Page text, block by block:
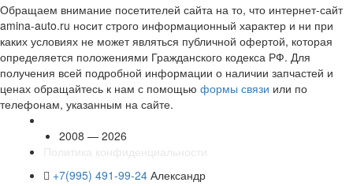
Обращаем внимание посетителей сайта на то, что интернет-сайт
amina-auto.ru носит строго информационный характер и ни при
каких условиях не может являться публичной офертой, которая
определяется положениями Гражданского кодекса РФ. Для
получения всей подробной информации о наличии запчастей и
ценах обращайтесь к нам с помощью формы связи или по
телефонам, указанным на сайте.
2008 — 2026
+7(995) 491-99-24 Александр